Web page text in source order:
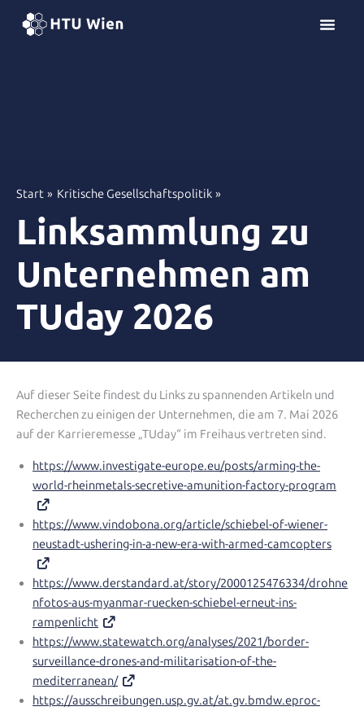
Start Kritische Gesellschaftspolitik
Linksammlung zu
Unternehmen am
TUday 2026
Auf dieser Seite findest du Links zu spannenden Artikeln und
Recherchen zu einigen der Unternehmen, die am 7. Mai 2026
auf der Karrieremesse „TUday“ im Freihaus vertreten sind.
https://www.investigate-europe.eu/posts/arming-the-
world-rheinmetals-secretive-amunition-factory-program
https://www.vindobona.org/article/schiebel-of-wiener-
neustadt-ushering-in-a-new-era-with-armed-camcopters
https://www.derstandard.at/story/2000125476334/drohne
nfotos-aus-myanmar-ruecken-schiebel-erneut-ins-
rampenlicht
https://www.statewatch.org/analyses/2021/border-
surveillance-drones-and-militarisation-of-the-
mediterranean/
https://ausschreibungen.usp.gv.at/at.gv.bmdw.eproc-